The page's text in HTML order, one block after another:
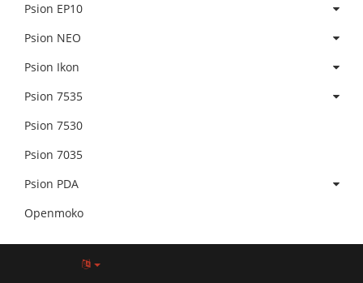
Psion EP10
Psion NEO
Psion Ikon
Psion 7535
Psion 7530
Psion 7035
Psion PDA
Openmoko